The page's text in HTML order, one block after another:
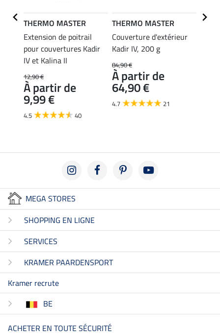
THERMO MASTER
Extension de poitrail
pour couvertures Kadir
IV et Kalina II
12,90 €
À partir de
9,99 €
4.5 40
THERMO MASTER
Couverture d'extérieur
Kadir IV, 200 g
84,90 €
À partir de
64,90 €
4.7 21
MEGA STORES
SHOPPING EN LIGNE
SERVICES
KRAMER PAARDENSPORT
Kramer recrute
BE
ACHETER EN TOUTE SÉCURITÉ